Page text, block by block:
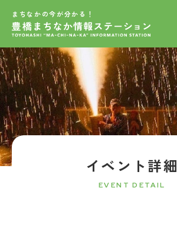
まちなかの今が分かる！
イベント詳細
EVENT DETAIL